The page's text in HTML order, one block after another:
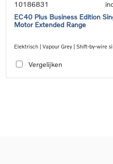
10186831
EC40 Plus Business Edition
Motor Extended Range
Elektrisch | Vapour Grey | Shift-by-wire
Vergelijken